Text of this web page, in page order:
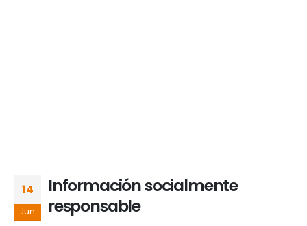
14
Jun
Información socialmente
responsable